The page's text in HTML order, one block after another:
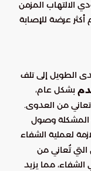
الالتهاب المزمن
عرضة للإصابة
الطويل إلى تلف
بشكل عام،
من العدوى.
المشكلة وصول
لعملية الشفاء
التي تُعاني من
مما يزيد